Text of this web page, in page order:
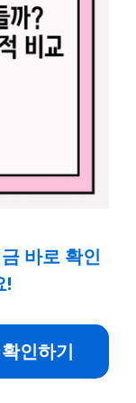
바로 확인
!
인하기